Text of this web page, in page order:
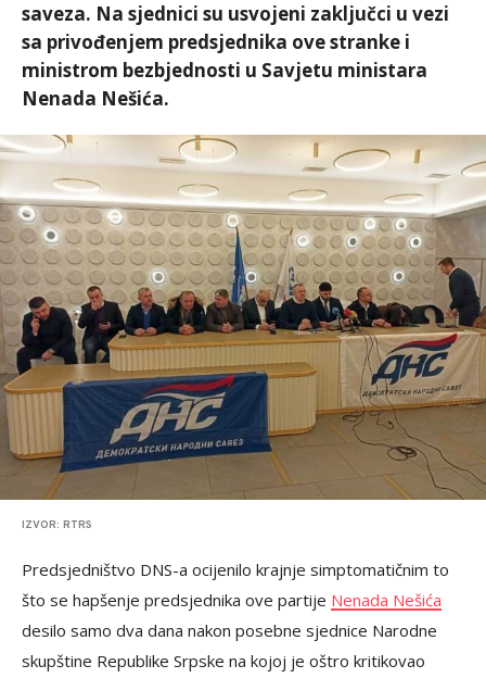
saveza. Na sjednici su usvojeni zaključci u vezi
sa privođenjem predsjednika ove stranke i
ministrom bezbjednosti u Savjetu ministara
Nenada Nešića.
IZVOR: RTRS
Predsjedništvo DNS-a ocijenilo krajnje simptomatičnim to
što se hapšenje predsjednika ove partije Nenada Nešića
desilo samo dva dana nakon posebne sjednice Narodne
skupštine Republike Srpske na kojoj je oštro kritikovao